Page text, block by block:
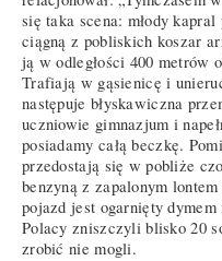
się taka scena: młody
ciągną z pobliskich koszar
ją w odległości 400 metrów
Trafiają w gąsienicę i
następuje błyskawiczna
uczniowie gimnazjum i
posiadamy całą beczkę.
przedostają się w pobliże
benzyną z zapalonym
pojazd jest ogarnięty
Polacy zniszczyli blisko 20
zrobić nie mogli.